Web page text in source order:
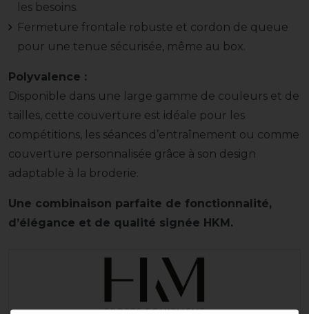
les besoins.
Fermeture frontale robuste et cordon de queue
pour une tenue sécurisée, même au box.
Polyvalence :
Disponible dans une large gamme de couleurs et de
tailles, cette couverture est idéale pour les
compétitions, les séances d’entraînement ou comme
couverture personnalisée grâce à son design
adaptable à la broderie.
Une combinaison parfaite de fonctionnalité,
d’élégance et de qualité signée HKM.